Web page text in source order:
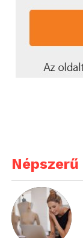
Népszerű